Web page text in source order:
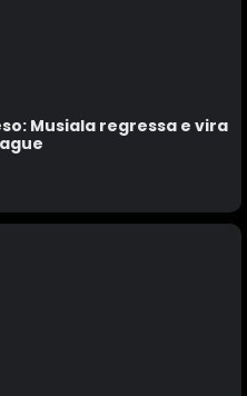
Musiala regressa e vira